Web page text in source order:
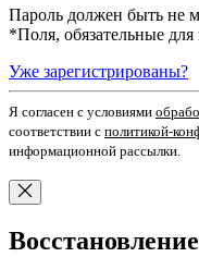
Пароль должен быть не
*Поля, обязательные для
Уже зарегистрированы?
Я согласен c условиями
соответствии с политикой-
информационной рассылки.